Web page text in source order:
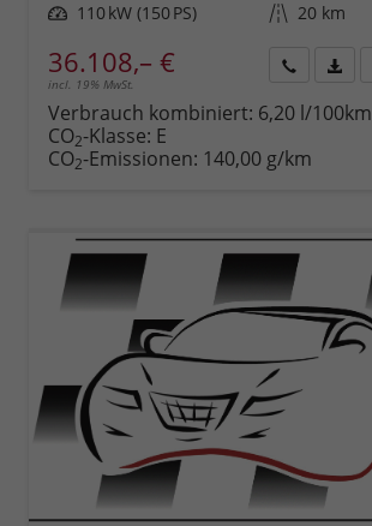
Leistung 110 kW (150 PS) Kilometerstand 20 km
36.108,– €
incl. 19% MwSt.
anfordern
Datei,
Verbrauch kombiniert: 6,20 l/100km
CO2-Klasse: E
CO2-Emissionen: 140,00 g/km